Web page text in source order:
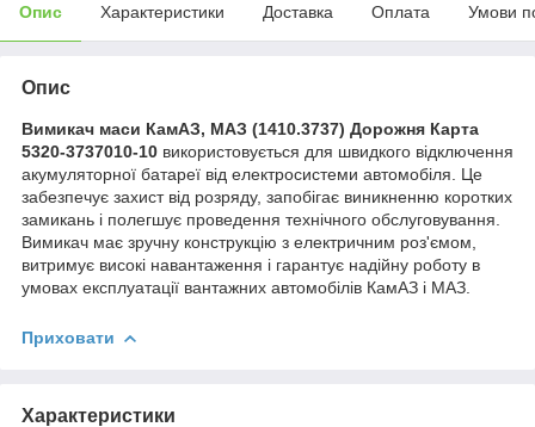
Опис Характеристики Доставка Оплата Умови
Опис
Вимикач маси КамАЗ, МАЗ (1410.3737) Дорожня Карта
5320-3737010-10 використовується для швидкого відключення
акумуляторної батареї від електросистеми автомобіля. Це
забезпечує захист від розряду, запобігає виникненню коротких
замикань і полегшує проведення технічного обслуговування.
Вимикач має зручну конструкцію з електричним роз'ємом,
витримує високі навантаження і гарантує надійну роботу в
умовах експлуатації вантажних автомобілів КамАЗ і МАЗ.
Приховати
Характеристики